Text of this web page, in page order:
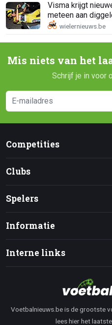
Visma krijgt
meteen aan
Mis niets van het
Schrijf je in voor
Competities
Clubs
Spelers
Informatie
Interne links
Voetbalnieuws.be is de grootste
lees hier het